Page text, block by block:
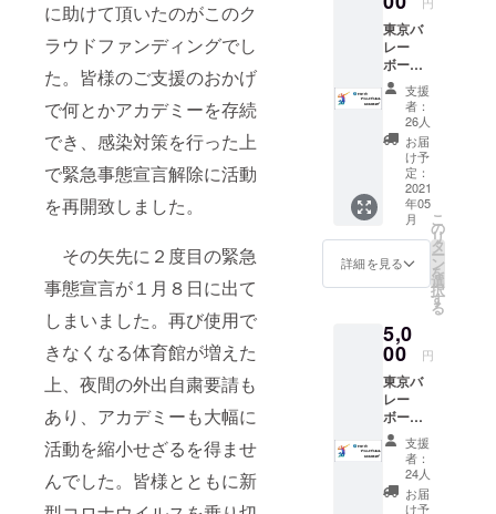
に助けて頂いたのがこのク
ラウドファンディングでし
た。皆様のご支援のおかげ
で何とかアカデミーを存続
でき、感染対策を行った上
で緊急事態宣言解除に活動
を再開致しました。
その矢先に２度目の緊急
事態宣言が１月８日に出て
しまいました。再び使用で
きなくなる体育館が増えた
上、夜間の外出自粛要請も
あり、アカデミーも大幅に
活動を縮小せざるを得ませ
んでした。皆様とともに新
も抜群
で、日
常使い
におす
すめで
す。 今
回のク
ラウド
ファン
ディン
グ用に
特注し
たもの
です！
お礼の
け致し
ます！
（画像
はイ
メージ
です。
多少の
変更が
ある可
能性が
入った
おしゃ
れなデ
ザイン
のオリ
ジナル
ハンド
タオル
をお届
けしま
す。マ
イクロ
ファイ
バー×綿
素材で
常使い
におす
すめで
す。 今
回のク
ラウド
ファン
ディン
グ用に
特注し
たもの
東京バ
レー
ボール
アカデ
ミー
（TVA
）オリ
ジナ
ル、ス
パイク
シル
エット
入り
フェイ
スタオ
ル１枚
4cm）
スパイ
クを打
つ人の
シル
エット
と、
TVAの
ロゴが
入った
オリジ
支援
者：
26人
お届
け予
定：
2021
年05
月
詳細を見る
こ
の
リ
タ
ー
ン
を
選
択
す
る
5,0
00 円
東京バ
レー
ボール
アカデ
ミー
（TVA
）オリ
ジナ
支援
者：
24人
お届
け予